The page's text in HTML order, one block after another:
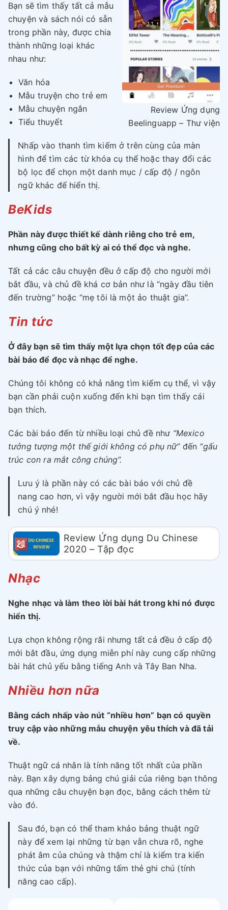
Review Ứng dụng
Beelinguapp – Thư viện
Bạn sẽ tìm thấy tất cả mẫu
chuyện và sách nói có sẵn
trong phần này, được chia
thành những loại khác
nhau như:
Văn hóa
Mẫu truyện cho trẻ em
Mẫu chuyện ngắn
Tiểu thuyết
Nhấp vào thanh tìm kiếm ở trên cùng của màn
hình để tìm các từ khóa cụ thể hoặc thay đổi các
bộ lọc để chọn một danh mục / cấp độ / ngôn
ngữ khác để hiển thị.
BeKids
Phần này được thiết kế dành riêng cho trẻ em,
nhưng cũng cho bất kỳ ai có thể đọc và nghe.
Tất cả các câu chuyện đều ở cấp độ cho người mới
bắt đầu, và chủ đề khá cơ bản như là “ngày đầu tiên
đến trường” hoặc “mẹ tôi là một ảo thuật gia”.
Tin tức
Ở đây bạn sẽ tìm thấy một lựa chọn tốt đẹp của các
bài báo để đọc và nhạc để nghe.
Chúng tôi không có khả năng tìm kiếm cụ thể, vì vậy
bạn cần phải cuộn xuống đến khi bạn tìm thấy cái
bạn thích.
Các bài báo đến từ nhiều loại chủ đề như “Mexico
tưởng tượng một thế giới không có phụ nữ” đến “gấu
trúc con ra mắt công chúng”.
Lưu ý là phần này có các bài báo với chủ đề
nang cao hơn, vì vậy người mới bắt đầu học hãy
chú ý nhé!
Review Ứng dụng Du Chinese
2020 – Tập đọc
Nhạc
Nghe nhạc và làm theo lời bài hát trong khi nó được
hiển thị.
Lựa chọn không rộng rãi nhưng tất cả đều ở cấp độ
mới bắt đầu, ứng dụng miễn phí này cung cấp những
bài hát chủ yếu bằng tiếng Anh và Tây Ban Nha.
Nhiều hơn nữa
Bằng cách nhấp vào nút “nhiều hơn” bạn có quyền
truy cập vào những mẫu chuyện yêu thích và đã tải
về.
Thuật ngữ cá nhân là tính năng tốt nhất của phần
này. Bạn xây dựng bảng chú giải của riêng bạn thông
qua những câu chuyện bạn đọc, bằng cách thêm từ
vào đó.
Sau đó, bạn có thể tham khảo bảng thuật ngữ
này để xem lại những từ bạn vẫn chưa rõ, nghe
phát âm của chúng và thậm chí là kiểm tra kiến
thức của bạn với những tấm thẻ ghi chú (tính
năng cao cấp).